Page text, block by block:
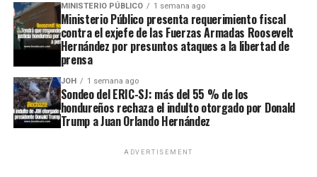
MINISTERIO PÚBLICO 1 semana ago
Ministerio Público presenta requerimiento fiscal
contra el exjefe de las Fuerzas Armadas Roosevelt
Hernández por presuntos ataques a la libertad de
prensa
JOH 1 semana ago
Sondeo del ERIC-SJ: más del 55 % de los
hondureños rechaza el indulto otorgado por Donald
Trump a Juan Orlando Hernández
ADVERTISEMENT